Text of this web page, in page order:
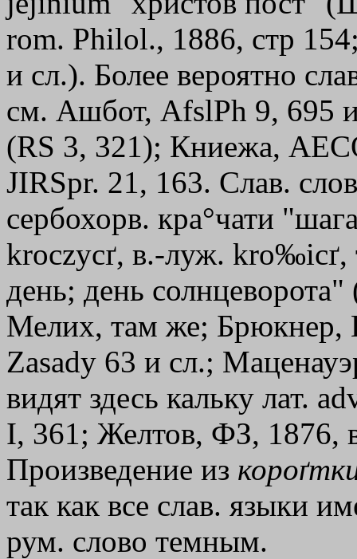
rom. Philol., 1886, стр
и сл.). Более вероятно
см. Ашбот, AfslPh 9, 695
(RS 3, 321); Книежа,
JIRSpr. 21, 163. Слав.
сербохорв. кра°чати
kroczycґ, в.-луж.
день; день
Мелих, там же; Брюкнер,
Zasady 63 и сл.;
видят здесь кальку лат.
I, 361; Желтов, ФЗ, 1876,
Произведение из
так как все слав. языки
рум. слово темным.